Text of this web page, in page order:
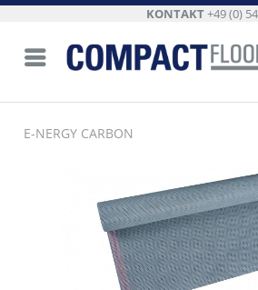
KONTAKT+49 (0)
E-NERGY CARBON